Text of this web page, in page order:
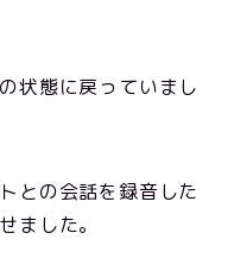
状態に戻っていまし
との会話を録音した
ました。